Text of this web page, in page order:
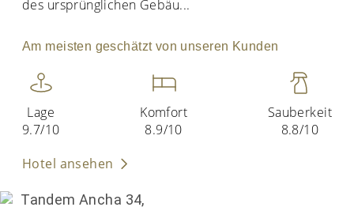
des ursprünglichen Gebäu...
Am meisten geschätzt von unseren Kunden
Lage
9.7/10
Komfort
8.9/10
Sauberkeit
8.8/10
Hotel ansehen